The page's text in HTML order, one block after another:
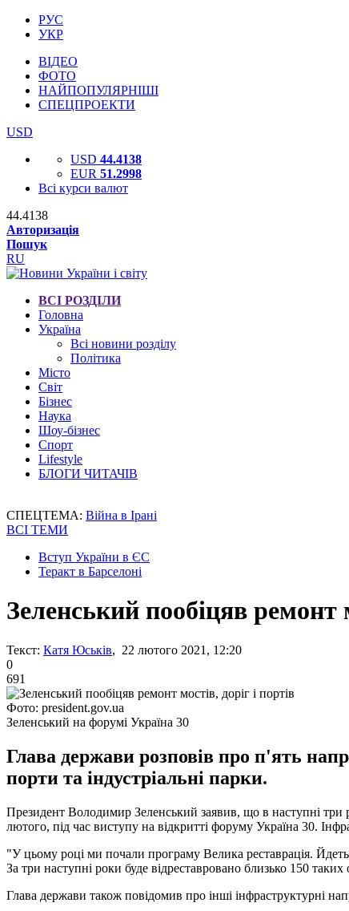
РУС
УКР
ВІДЕО
ФОТО
НАЙПОПУЛЯРНІШІ
СПЕЦПРОЕКТИ
USD
USD 44.4138
EUR 51.2998
Всі курси валют
44.4138
Авторизація
Пошук
RU
ВСІ РОЗДІЛИ
Головна
Україна
Всі новини розділу
Політика
Місто
Світ
Бізнес
Наука
Шоу-бізнес
Спорт
Lifestyle
БЛОГИ ЧИТАЧІВ
СПЕЦТЕМА: Війна в Ірані
ВСІ ТЕМИ
Вступ України в ЄС
Теракт в Барселоні
Зеленський пообіцяв ремонт
Текст: Катя Юськів, 22 лютого 2021, 12:20
0
691
Фото: president.gov.ua
Зеленський на форумі Україна 30
Глава держави розповів про п'ять
порти та індустріальні парки.
Президент Володимир Зеленський заявив, що в наступні три
лютого, під час виступу на відкритті форуму Україна 30.
"У цьому році ми почали програму Велика реставрація.
За три наступні роки буде відреставровано близько 150
Глава держави також повідомив про інші інфраструктурні